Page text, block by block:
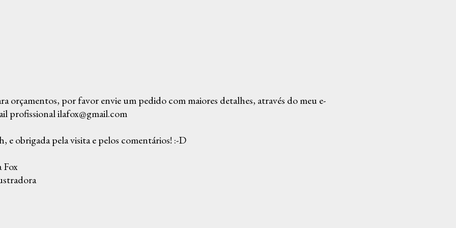
orçamentos, por favor envie um pedido com maiores detalhes, através do meu e-
profissional ilafox@gmail.com
e obrigada pela visita e pelos comentários! :-D
Fox